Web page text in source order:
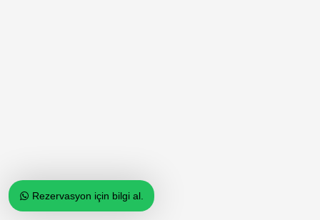
Rezervasyon için bilgi al.